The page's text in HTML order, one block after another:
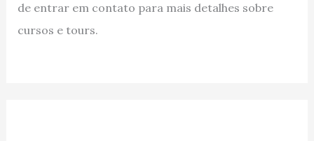
de entrar em contato para mais detalhes sobre
cursos e tours.